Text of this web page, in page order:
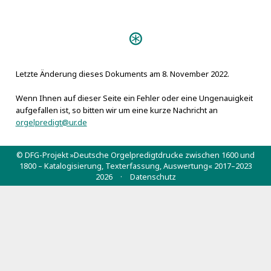
M
L
Halle [1]
(D-Mu): 4 Homil. 198#r
3
EinzelanmerkungenDie Billige Orgel-Freude (Danzig
Das rein-gestimmte Orgel-
Werk unsers Herzens (Nürnberg s.a.)
1664)
Vivum Dei Organum
Letzte Änderung dieses Dokuments am 8. November 2022.
Wenn Ihnen auf dieser Seite ein Fehler oder eine Ungenauigkeit
aufgefallen ist, so bitten wir um eine kurze Nachricht an
orgelpredigt@ur.de
© DFG-Projekt »Deutsche Orgelpredigtdrucke zwischen 1600 und
1800 – Katalogisierung, Texterfassung, Auswertung« 2017–2023
2026 · Datenschutz